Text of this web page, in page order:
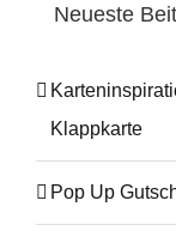
Neueste
Klappkarte
Pop Up